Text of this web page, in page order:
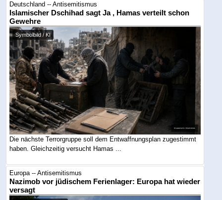
Deutschland -- Antisemitismus
Islamischer Dschihad sagt Ja , Hamas verteilt schon
Gewehre
Symbolbild / KI
Die nächste Terrorgruppe soll dem Entwaffnungsplan zugestimmt
haben. Gleichzeitig versucht Hamas ...
Europa -- Antisemitismus
Nazimob vor jüdischem Ferienlager: Europa hat wieder
versagt